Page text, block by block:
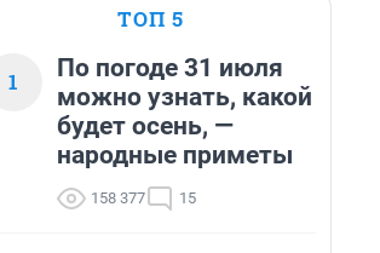
ТОП 5
1
По погоде 31 июля
можно узнать, какой
будет осень, —
народные приметы
158 377 15